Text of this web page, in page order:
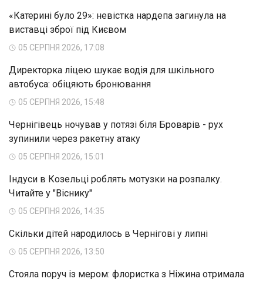
«Катерині було 29»: невістка нардепа загинула на
виставці зброї під Києвом
05 СЕРПНЯ 2026, 17:08
Директорка ліцею шукає водія для шкільного
автобуса: обіцяють бронювання
05 СЕРПНЯ 2026, 15:48
Чернігівець ночував у потязі біля Броварів - рух
зупинили через ракетну атаку
05 СЕРПНЯ 2026, 15:01
Індуси в Козельці роблять мотузки на розпалку.
Читайте у "Віснику"
05 СЕРПНЯ 2026, 14:35
Скільки дітей народилось в Чернігові у липні
05 СЕРПНЯ 2026, 13:50
Стояла поруч із мером: флористка з Ніжина отримала